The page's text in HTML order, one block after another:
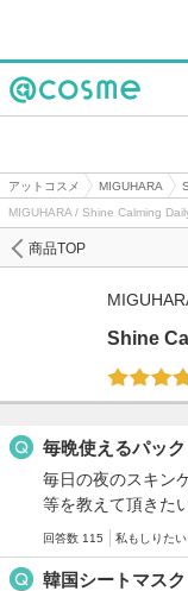
アットコスメ MIGUHARA
MIGUHARA / Shine Calming
商品TOP
Shine
毎晩使えるパック
毎日の夜のスキン
等を教えて頂きた
回答数 115 私もしりたい
韓国シートマスク